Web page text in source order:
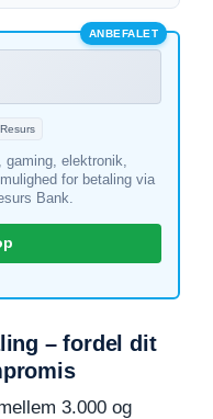
ANBEFALET
Resurs
gaming, elektronik,
for betaling via
Bank.
– fordel dit
3.000 og